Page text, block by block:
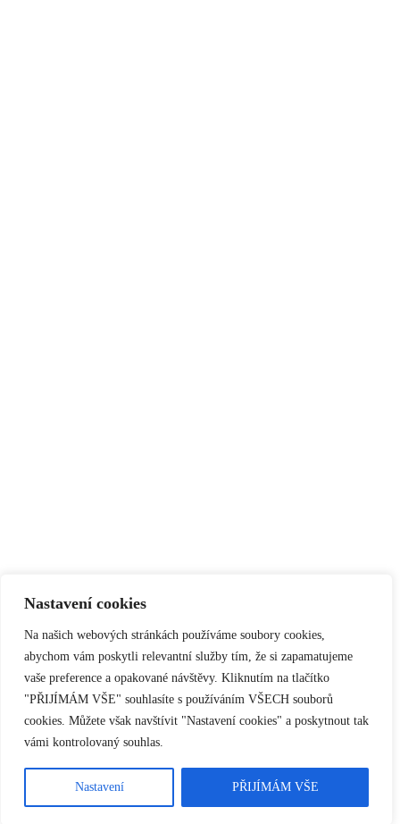
Nastavení cookies
Na našich webových stránkách používáme soubory cookies,
abychom vám poskytli relevantní služby tím, že si zapamatujeme
vaše preference a opakované návštěvy. Kliknutím na tlačítko
"PŘIJÍMÁM VŠE" souhlasíte s používáním VŠECH souborů
cookies. Můžete však navštívit "Nastavení cookies" a poskytnout tak
vámi kontrolovaný souhlas.
Nastavení PŘIJÍMÁM VŠE